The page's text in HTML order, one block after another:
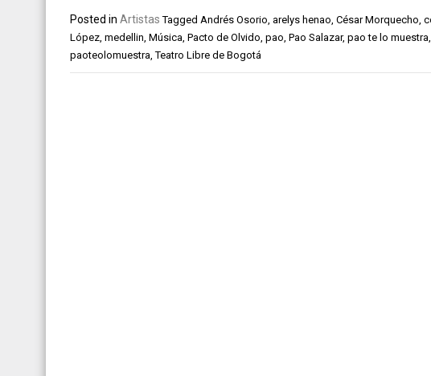
Posted in Artistas Tagged Andrés Osorio, arelys henao, César Morquecho,
López, medellin, Música, Pacto de Olvido, pao, Pao Salazar, pao te lo muestra,
paoteolomuestra,Teatro Libre de Bogotá